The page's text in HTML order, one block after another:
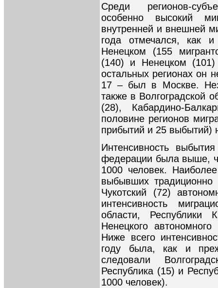
Среди регионов-
особенно высокий
внутренней и внешней
года отмечался,
Ненецком (155
(140) и Ненецком
остальных регионах он
17 – был в Москве.
также в Волгоградской
(28), Кабардино-
половине регионов
прибытий и 25 выбытий)
Интенсивность
федерации была выше,
1000 человек.
выбывших традиционно
Чукотский (72)
интенсивность
области, Республики
Ненецкого
Ниже всего
году была, как и
следовали
Республика (15) и
1000 человек).